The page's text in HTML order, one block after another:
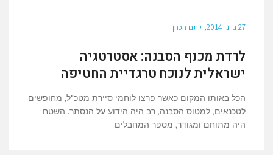
27 ביוני 2014 יותם הכהן
לרדת מכנף הסבנה: אסטרטגיה
ישראלית לנוכח טרגדיית החטיפה
הכל באותו המקום כאשר פרצו לוחמי סיירת מטכ"ל, מחופשים
לטכנאים, למטוס הסבנה, רב היה הידוע על הנסתר. השטח
היה מתוחם ומגודר, מספר המחבלים